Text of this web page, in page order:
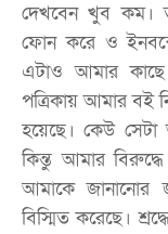
দেখবেন খুব কম।
ফোন করে ও
এটাও আমার
পত্রিকায় আমার বই
হয়েছে। কেউ
কিন্তু আমার
আমাকে জানানোর
বিস্মিত করেছে।